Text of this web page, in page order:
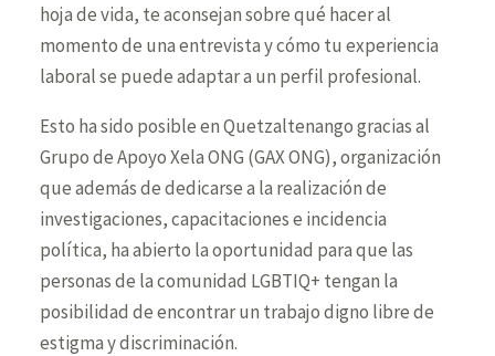
hoja de vida, te aconsejan sobre qué hacer al
momento de una entrevista y cómo tu experiencia
laboral se puede adaptar a un perfil profesional.
Esto ha sido posible en Quetzaltenango gracias al
Grupo de Apoyo Xela ONG (GAX ONG), organización
que además de dedicarse a la realización de
investigaciones, capacitaciones e incidencia
política, ha abierto la oportunidad para que las
personas de la comunidad LGBTIQ+ tengan la
posibilidad de encontrar un trabajo digno libre de
estigma y discriminación.